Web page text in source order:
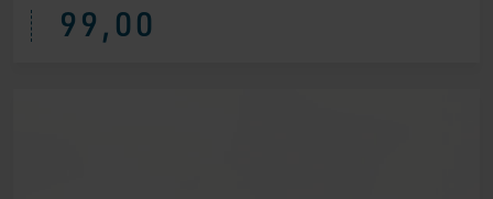
99,00